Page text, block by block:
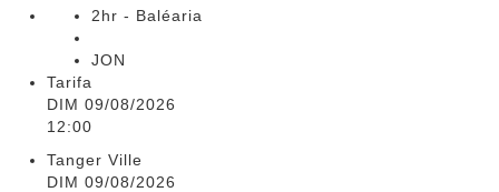
2hr - Baléaria
JON
Tarifa
DIM 09/08/2026
12:00
Tanger Ville
DIM 09/08/2026